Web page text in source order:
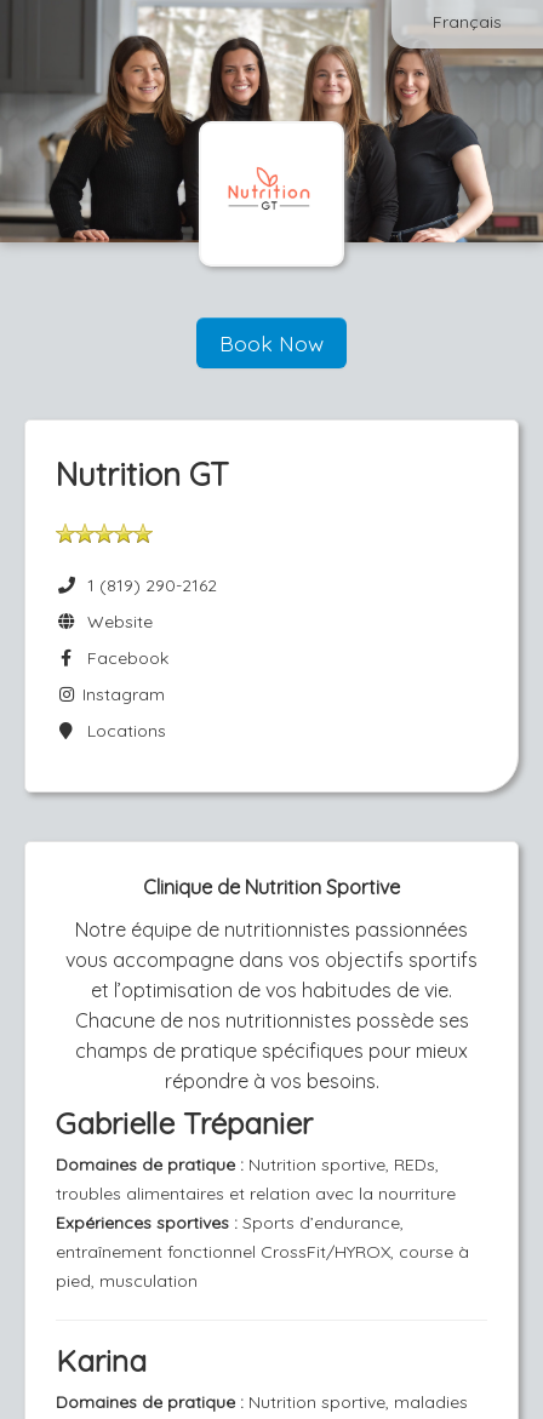
Français
Book Now
Nutrition GT
1 (819) 290-2162
Website
Facebook
Instagram
Locations
Clinique de Nutrition Sportive
Notre équipe de nutritionnistes passionnées
vous accompagne dans vos objectifs sportifs
et l’optimisation de vos habitudes de vie.
Chacune de nos nutritionnistes possède ses
champs de pratique spécifiques pour mieux
répondre à vos besoins.
Gabrielle Trépanier
Domaines de pratique : Nutrition sportive, REDs,
troubles alimentaires et relation avec la nourriture
Expériences sportives : Sports d’endurance,
entraînement fonctionnel CrossFit/HYROX, course à
pied, musculation
Karina
Domaines de pratique : Nutrition sportive, maladies